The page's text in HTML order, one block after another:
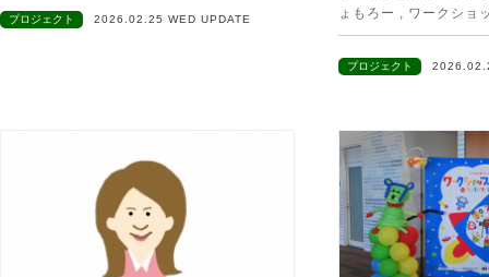
プロジェクト 2026.02.25 WED UPDATE
ょもろー , ワークショ
プロジェクト